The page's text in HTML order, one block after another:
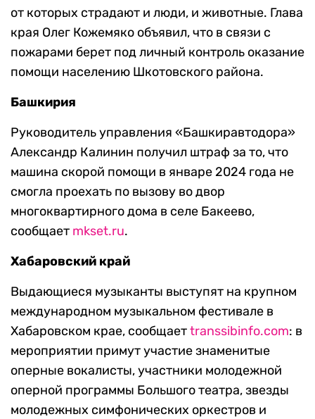
от которых страдают и люди, и животные. Глава
края Олег Кожемяко объявил, что в связи с
пожарами берет под личный контроль оказание
помощи населению Шкотовского района.
Башкирия
Руководитель управления «Башкиравтодора»
Александр Калинин получил штраф за то, что
машина скорой помощи в январе 2024 года не
смогла проехать по вызову во двор
многоквартирного дома в селе Бакеево,
сообщает mkset.ru.
Хабаровский край
Выдающиеся музыканты выступят на крупном
международном музыкальном фестивале в
Хабаровском крае, сообщаетtranssibinfo.com: в
мероприятии примут участие знаменитые
оперные вокалисты, участники молодежной
оперной программы Большого театра, звезды
молодежных симфонических оркестров и